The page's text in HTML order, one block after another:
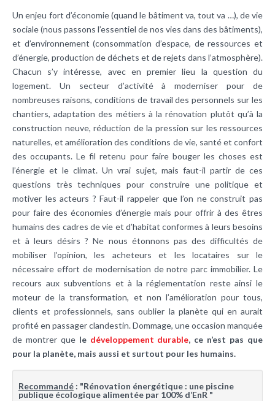
Un enjeu fort d’économie (quand le bâtiment va, tout va …), de vie
sociale (nous passons l’essentiel de nos vies dans des bâtiments),
et d’environnement (consommation d’espace, de ressources et
d’énergie, production de déchets et de rejets dans l’atmosphère).
Chacun s’y intéresse, avec en premier lieu la question du
logement. Un secteur d’activité à moderniser pour de
nombreuses raisons, conditions de travail des personnels sur les
chantiers, adaptation des métiers à la rénovation plutôt qu’à la
construction neuve, réduction de la pression sur les ressources
naturelles, et amélioration des conditions de vie, santé et confort
des occupants. Le fil retenu pour faire bouger les choses est
l’énergie et le climat. Un vrai sujet, mais faut-il partir de ces
questions très techniques pour construire une politique et
motiver les acteurs ? Faut-il rappeler que l’on ne construit pas
pour faire des économies d’énergie mais pour offrir à des êtres
humains des cadres de vie et d’habitat conformes à leurs besoins
et à leurs désirs ? Ne nous étonnons pas des difficultés de
mobiliser l’opinion, les acheteurs et les locataires sur le
nécessaire effort de modernisation de notre parc immobilier. Le
recours aux subventions et à la réglementation reste ainsi le
moteur de la transformation, et non l’amélioration pour tous,
clients et professionnels, sans oublier la planète qui en aurait
profité en passager clandestin. Dommage, une occasion manquée
de montrer que le développement durable, ce n’est pas que
pour la planète, mais aussi et surtout pour les humains.
Recommandé : "Rénovation énergétique : une piscine
publique écologique alimentée par 100% d’EnR "